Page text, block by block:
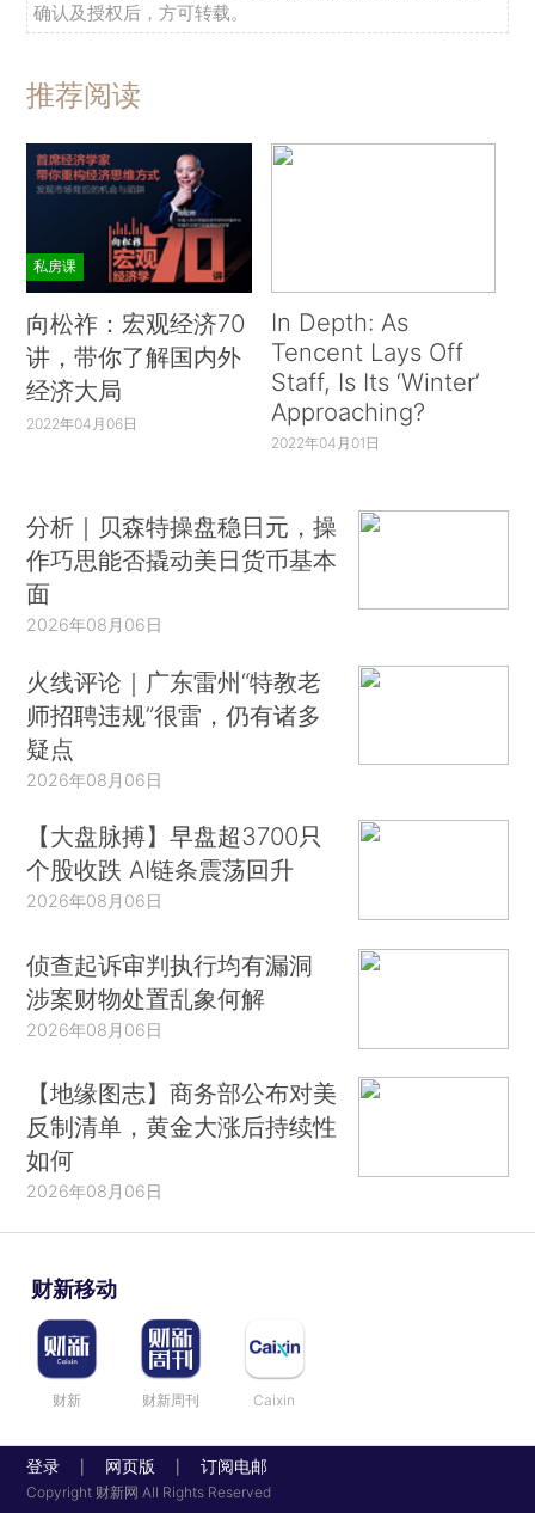
确认及授权后，方可转载。
推荐阅读
私房课
向松祚：宏观经济70
讲，带你了解国内外
经济大局
2022年04月06日
In Depth: As
Tencent Lays Off
Staff, Is Its ‘Winter’
Approaching?
2022年04月01日
分析｜贝森特操盘稳日元，操
作巧思能否撬动美日货币基本
面
2026年08月06日
火线评论｜广东雷州“特教老
师招聘违规”很雷，仍有诸多
疑点
2026年08月06日
【大盘脉搏】早盘超3700只
个股收跌 AI链条震荡回升
2026年08月06日
侦查起诉审判执行均有漏洞
涉案财物处置乱象何解
2026年08月06日
【地缘图志】商务部公布对美
反制清单，黄金大涨后持续性
如何
2026年08月06日
财新移动
财新 财新周刊 Caixin
登录 网页版 订阅电邮
Copyright 财新网 All Rights Reserved